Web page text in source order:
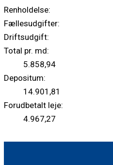
Renholdelse:
Fællesudgifter:
Driftsudgift:
Total pr. md:
5.858,94
Depositum:
14.901,81
Forudbetalt leje:
4.967,27